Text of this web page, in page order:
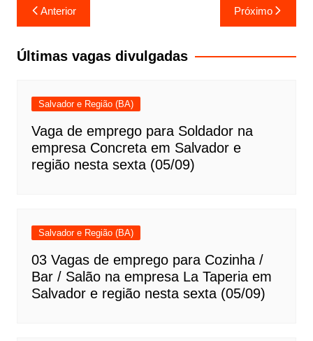
Navegação
de
Post
Anterior Próximo
Últimas vagas divulgadas
Salvador e Região (BA)
Vaga de emprego para Soldador na
empresa Concreta em Salvador e
região nesta sexta (05/09)
Salvador e Região (BA)
03 Vagas de emprego para Cozinha /
Bar / Salão na empresa La Taperia em
Salvador e região nesta sexta (05/09)